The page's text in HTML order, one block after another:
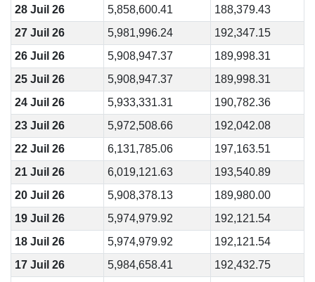
28 Juil 26
5,858,600.41
188,379.43
27 Juil 26
5,981,996.24
192,347.15
26 Juil 26
5,908,947.37
189,998.31
25 Juil 26
5,908,947.37
189,998.31
24 Juil 26
5,933,331.31
190,782.36
23 Juil 26
5,972,508.66
192,042.08
22 Juil 26
6,131,785.06
197,163.51
21 Juil 26
6,019,121.63
193,540.89
20 Juil 26
5,908,378.13
189,980.00
19 Juil 26
5,974,979.92
192,121.54
18 Juil 26
5,974,979.92
192,121.54
17 Juil 26
5,984,658.41
192,432.75